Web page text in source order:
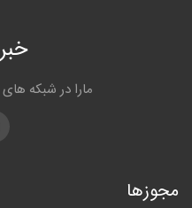
مارا در شبکه
مجوزها